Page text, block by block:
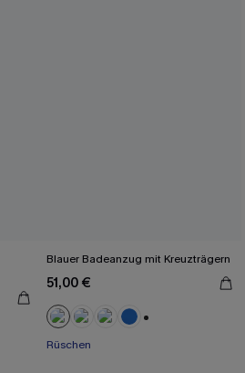
Blauer Badeanzug mit Kreuzträgern
51,00 €
Rüschen